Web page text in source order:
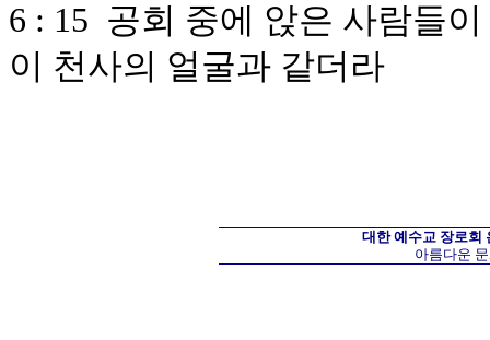
6 : 15 공회 중에 앉은 사람들
이 천사의 얼굴과 같더라
대한 예수교 장로회
아름다운